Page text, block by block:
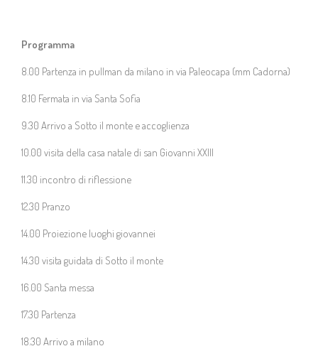
Sostienici
Programma
8.00 Partenza in pullman da milano in via Paleocapa (mm Cadorna)
8.10 Fermata in via Santa Sofia
9.30 Arrivo a Sotto il monte e accoglienza
10.00 visita della casa natale di san Giovanni XXIII
11.30 incontro di riflessione
12.30 Pranzo
14.00 Proiezione luoghi giovannei
14.30 visita guidata di Sotto il monte
16.00 Santa messa
17.30 Partenza
18.30 Arrivo a milano